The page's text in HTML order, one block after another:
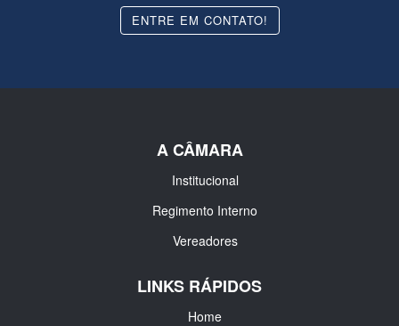
ENTRE EM CONTATO!
A CÂMARA
Institucional
Regimento Interno
Vereadores
LINKS RÁPIDOS
Home